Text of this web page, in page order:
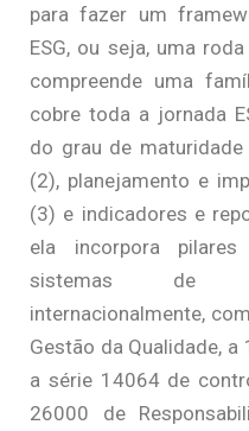
para fazer um
ESG, ou seja, uma
compreende uma
cobre toda a jornada
do grau de maturidade
(2), planejamento e
(3) e indicadores e
ela incorpora
sistemas de
internacionalmente,
Gestão da Qualidade,
a série 14064 de
26000 de